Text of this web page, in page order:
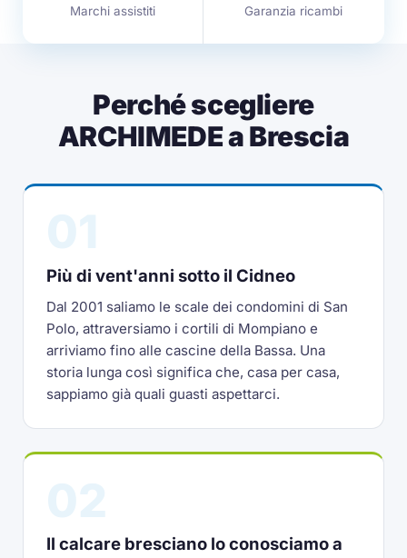
Marchi assistiti Garanzia ricambi
Perché scegliere
ARCHIMEDE a Brescia
Più di vent'anni sotto il Cidneo
Dal 2001 saliamo le scale dei condomini di San
Polo, attraversiamo i cortili di Mompiano e
arriviamo fino alle cascine della Bassa. Una
storia lunga così significa che, casa per casa,
sappiamo già quali guasti aspettarci.
Il calcare bresciano lo conosciamo a